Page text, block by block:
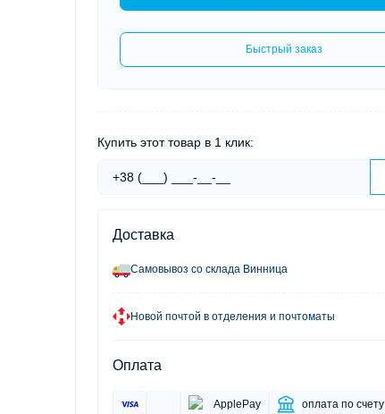
Быстрый заказ
Купить этот товар в 1 клик:
Доставка
Самовывоз со склада Винница
Новой почтой в отделения и почтоматы
Оплата
ApplePay оплата по счету